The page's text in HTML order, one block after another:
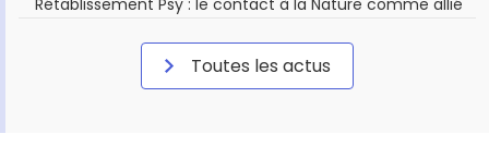
Rétablissement Psy : le contact à la Nature comme allié
Toutes les actus